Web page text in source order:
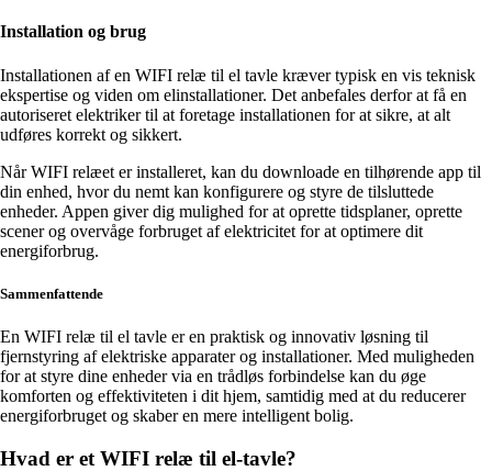
Installation og brug
Installationen af en WIFI relæ til el tavle kræver typisk en vis teknisk
ekspertise og viden om elinstallationer. Det anbefales derfor at få en
autoriseret elektriker til at foretage installationen for at sikre, at alt
udføres korrekt og sikkert.
Når WIFI relæet er installeret, kan du downloade en tilhørende app til
din enhed, hvor du nemt kan konfigurere og styre de tilsluttede
enheder. Appen giver dig mulighed for at oprette tidsplaner, oprette
scener og overvåge forbruget af elektricitet for at optimere dit
energiforbrug.
Sammenfattende
En WIFI relæ til el tavle er en praktisk og innovativ løsning til
fjernstyring af elektriske apparater og installationer. Med muligheden
for at styre dine enheder via en trådløs forbindelse kan du øge
komforten og effektiviteten i dit hjem, samtidig med at du reducerer
energiforbruget og skaber en mere intelligent bolig.
Hvad er et WIFI relæ til el-tavle?